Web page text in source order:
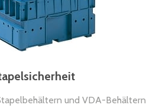
und VDA-Behältern